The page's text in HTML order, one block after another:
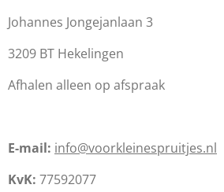
Johannes Jongejanlaan 3
3209 BT Hekelingen
Afhalen alleen op afspraak
E-mail: info@voorkleinespruitjes.nl
KvK: 77592077